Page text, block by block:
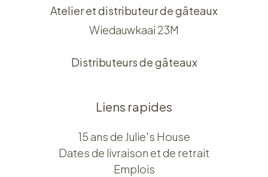
Atelier et distributeur de gâteaux
Wiedauwkaai 23M
Distributeurs de gâteaux
Liens rapides
15 ans de Julie's House
Dates de livraison et de retrait
Emplois